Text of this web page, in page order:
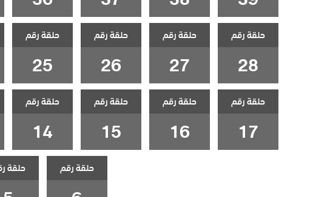
حلقة رقم
28
حلقة رقم
27
حلقة رقم
26
حلقة رقم
25
حلقة رقم
17
حلقة رقم
16
حلقة رقم
15
حلقة رقم
14
حلقة رقم حلقة